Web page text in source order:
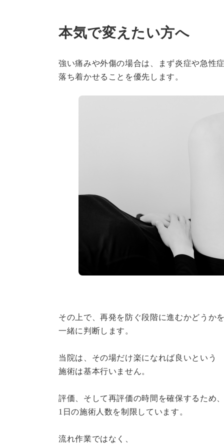
本気で変えたい方へ
強い痛みや外傷の場合は、まず炎症や急性
落ち着かせることを優先します。
その上で、再発を防ぐ段階に進むかどうか
一緒に判断します。
当院は、その場だけ楽になれば良いという
施術は基本行いません。
評価、そして再評価の時間を確保するため
1日の施術人数を制限しています。
流れ作業ではなく、